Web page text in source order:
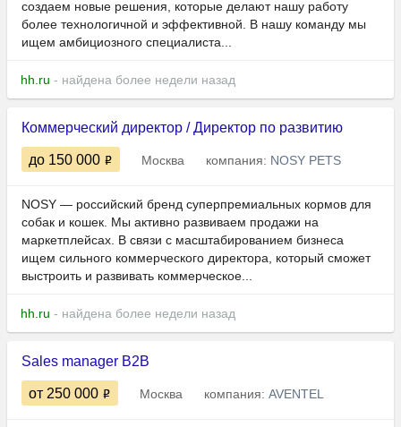
создаем новые решения, которые делают нашу работу
более технологичной и эффективной. В нашу команду мы
ищем амбициозного специалиста...
hh.ru - найдена более недели назад
Коммерческий директор / Директор по развитию
до 150 000 Москва компания: NOSY PETS
NOSY — российский бренд суперпремиальных кормов для
собак и кошек. Мы активно развиваем продажи на
маркетплейсах. В связи с масштабированием бизнеса
ищем сильного коммерческого директора, который сможет
выстроить и развивать коммерческое...
hh.ru - найдена более недели назад
Sales manager В2В
от 250 000 Москва компания: AVENTEL